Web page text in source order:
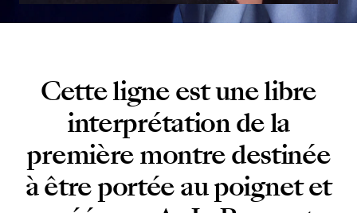
Cette ligne est une libre
interprétation de la
première montre destinée
à être portée au poignet et